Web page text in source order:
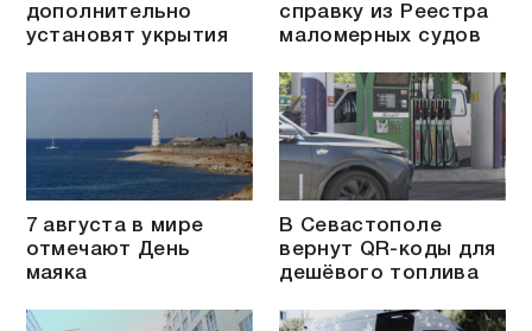
дополнительно
установят укрытия
справку из Реестра
маломерных судов
7 августа в мире
отмечают День
маяка
В Севастополе
вернут QR-коды для
дешёвого топлива